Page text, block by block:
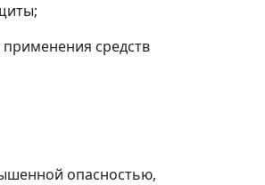
средств
опасностью,